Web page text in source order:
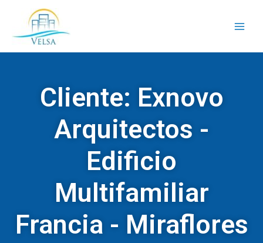
contenido
Cliente: Exnovo
Arquitectos -
Edificio
Multifamiliar
Francia - Miraflores